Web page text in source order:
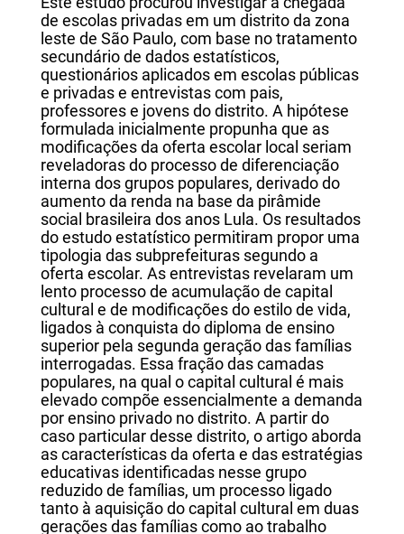
de escolas privadas em um distrito da zona
leste de São Paulo, com base no tratamento
secundário de dados estatísticos,
questionários aplicados em escolas públicas
e privadas e entrevistas com pais,
professores e jovens do distrito. A hipótese
formulada inicialmente propunha que as
modificações da oferta escolar local seriam
reveladoras do processo de diferenciação
interna dos grupos populares, derivado do
aumento da renda na base da pirâmide
social brasileira dos anos Lula. Os resultados
do estudo estatístico permitiram propor uma
tipologia das subprefeituras segundo a
oferta escolar. As entrevistas revelaram um
lento processo de acumulação de capital
cultural e de modificações do estilo de vida,
ligados à conquista do diploma de ensino
superior pela segunda geração das famílias
interrogadas. Essa fração das camadas
populares, na qual o capital cultural é mais
elevado compõe essencialmente a demanda
por ensino privado no distrito. A partir do
caso particular desse distrito, o artigo aborda
as características da oferta e das estratégias
educativas identificadas nesse grupo
reduzido de famílias, um processo ligado
tanto à aquisição do capital cultural em duas
gerações das famílias como ao trabalho